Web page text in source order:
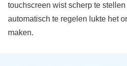
touchscreen wist scherp te
automatisch te regelen lukte het
maken.